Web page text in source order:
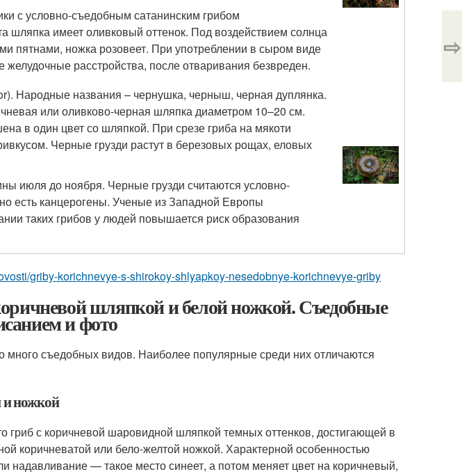
с условно-съедобным сатанинским грибом
шляпка имеет оливковый оттенок. Под воздействием солнца
пятнами, ножка розовеет. При употреблении в сыром виде
желудочные расстройства, после отваривания безвреден.
Народные названия – чернушка, черныш, черная дуплянка.
или оливково-черная шляпка диаметром 10–20 см.
в один цвет со шляпкой. При срезе гриба на мякоти
Черные грузди растут в березовых рощах, еловых
июля до ноября. Черные грузди считаются условно-
есть канцерогены. Ученые из Западной Европы
таких грибов у людей повышается риск образования
griby-korichnevye-s-shirokoy-shlyapkoy-nesedobnye-korichnevye-griby
шляпкой и белой ножкой. Съедобные
и фото
много съедобных видов. Наиболее популярные среди них отличаются
ножкой
гриб с коричневой шаровидной шляпкой темных оттенков, достигающей в
коричневатой или бело-желтой ножкой. Характерной особенностью
надавливание — такое место синеет, а потом меняет цвет на коричневый,
⇨